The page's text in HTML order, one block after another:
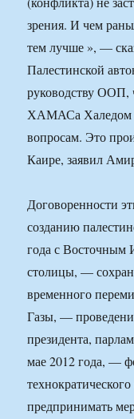
зрения. И чем
тем лучше », —
Палестинской
руководству ООП,
ХАМАСа Халедом
вопросам. Это
Каире, заявил
Договоренности
созданию
года с Восточным
столицы, —
временного
Газы, —
президента,
мае 2012 года, —
предпринимать